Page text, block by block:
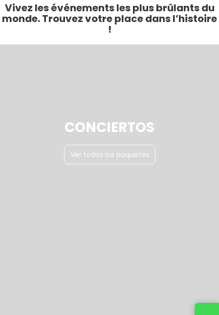
Vivez les événements les plus brûlants du
monde. Trouvez votre place dans l’histoire
!
CONCIERTOS
Ver todos los paquetes